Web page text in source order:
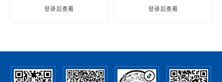
登录后查看 登录后查看